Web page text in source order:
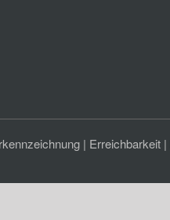
| Erreichbarkeit |